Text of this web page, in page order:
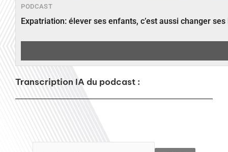
PODCAST
Expatriation: élever ses enfants, c’est aussi changer
Transcription IA du podcast :